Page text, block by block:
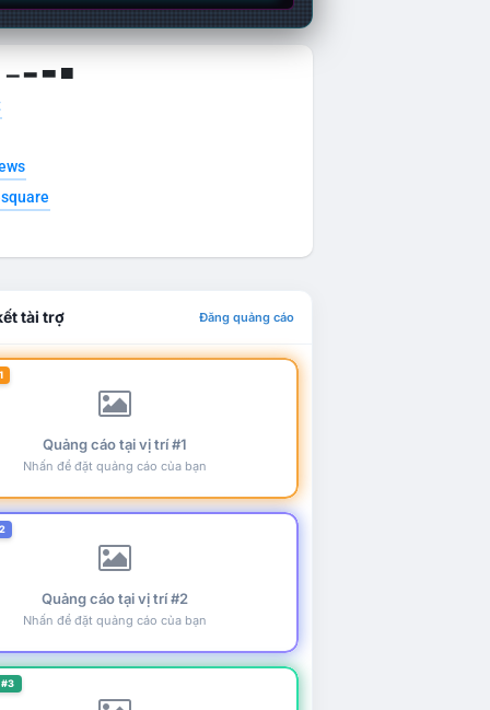
▁ ▂ ▃ ▄
tài trợ Đăng quảng cáo
Quảng cáo tại vị trí #1
Nhấn để đặt quảng cáo của bạn
Quảng cáo tại vị trí #2
Nhấn để đặt quảng cáo của bạn